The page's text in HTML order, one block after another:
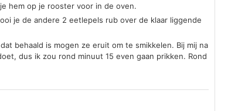
hem op je rooster voor in de oven.
je de andere 2 eetlepels rub over de klaar liggende
behaald is mogen ze eruit om te smikkelen. Bij mij na
dus ik zou rond minuut 15 even gaan prikken. Rond